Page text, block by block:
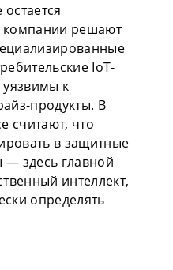
компании решают
IoT-
уязвимы к
продукты. В
считают, что
в защитные
— здесь главной
интеллект,
определять